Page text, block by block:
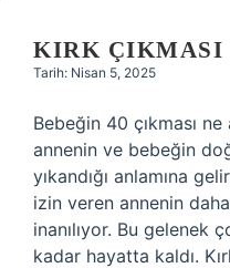
KIRK ÇIKMASI
Tarih: Nisan 5, 2025
Bebeğin 40 çıkması
annenin ve bebeğin
yıkandığı anlamına
izin veren annenin
inanılıyor. Bu gelenek
kadar hayatta kaldı.